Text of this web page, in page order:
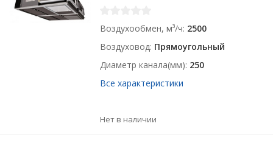
Воздухообмен, м³/ч 2500
Воздуховод Прямоугольный
Диаметр канала(мм) 250
Все характеристики
Нет в наличии